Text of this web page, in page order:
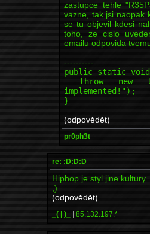
zastupce tehle
vazne, tak jsi naopak
se tu objevil kdesi
toho, ze cislo
emailu odpovida
----------
public static
throw new
implemented!");
}
(odpovědět)
pr0ph3t
re: :D:D:D
Hiphop je styl jine
;)
(odpovědět)
_( | )_ | 85.132.197.*